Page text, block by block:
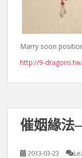
Marry soon
http://9-
催姻緣法
2013-03-23